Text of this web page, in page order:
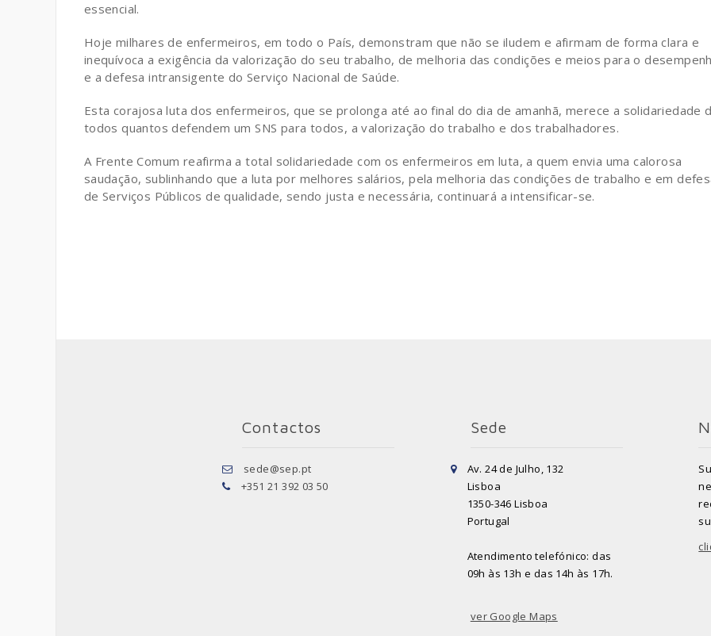
essencial.
Hoje milhares de enfermeiros, em todo o País, demonstram que não se iludem e afirmam de forma clara e
inequívoca a exigência da valorização do seu trabalho, de melhoria das condições e meios para o
e a defesa intransigente do Serviço Nacional de Saúde.
Esta corajosa luta dos enfermeiros, que se prolonga até ao final do dia de amanhã, merece a solida­riedade
todos quantos defendem um SNS para todos, a valorização do trabalho e dos trabalhado­res.
A Frente Comum reafirma a total solidariedade com os enfermeiros em luta, a quem envia uma ca­lorosa
saudação, sublinhando que a luta por melhores salários, pela melhoria das condições de tra­balho e em
de Serviços Públicos de qualidade, sendo justa e necessária, continuará a intensi­ficar-se.
Contactos
sede@sep.pt
+351 21 392 03 50
Sede
Av. 24 de Julho, 132
Lisboa
1350-346 Lisboa
Portugal
Atendimento telefónico: das
09h às 13h e das 14h às 17h.
ver Google Maps